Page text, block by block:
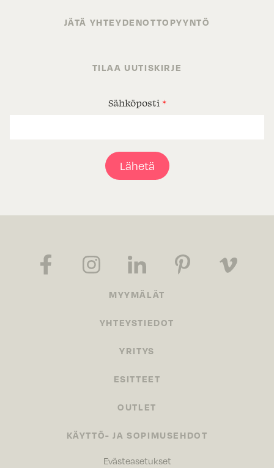
JÄTÄ YHTEYDENOTTOPYYNTÖ
TILAA UUTISKIRJE
Sähköposti *
Lähetä
MYYMÄLÄT
YHTEYSTIEDOT
YRITYS
ESITTEET
OUTLET
KÄYTTÖ- JA SOPIMUSEHDOT
Evästeasetukset